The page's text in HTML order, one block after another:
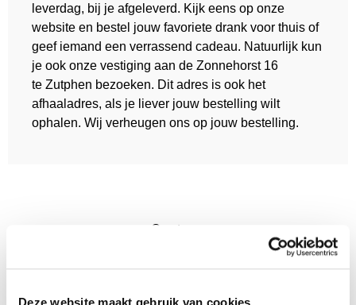
leverdag, bij je afgeleverd. Kijk eens op onze
website en bestel jouw favoriete drank voor thuis of
geef iemand een verrassend cadeau. Natuurlijk kun
je ook onze vestiging aan de Zonnehorst 16
te Zutphen bezoeken. Dit adres is ook het
afhaaladres, als je liever jouw bestelling wilt
ophalen. Wij verheugen ons op jouw bestelling.
Ons team
Door de jaren heen is ons team uitgebreid met veel
verschillende expertises. Zo hebben we mensen uit